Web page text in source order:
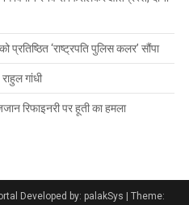
‘राष्ट्रपति पुलिस कलर’ सौंपा
गांधी
रिफाइनरी पर हूती का हमला
Developed by: palakSys Theme: